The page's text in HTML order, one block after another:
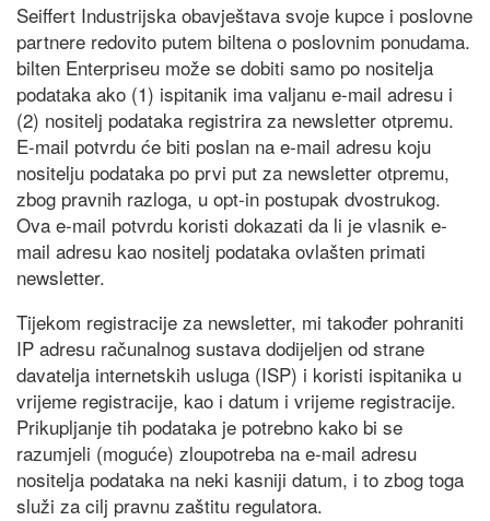
Seiffert Industrijska obavještava svoje kupce i poslovne
partnere redovito putem biltena o poslovnim ponudama.
bilten Enterpriseu može se dobiti samo po nositelja
podataka ako (1) ispitanik ima valjanu e-mail adresu i
(2) nositelj podataka registrira za newsletter otpremu.
E-mail potvrdu će biti poslan na e-mail adresu koju
nositelju podataka po prvi put za newsletter otpremu,
zbog pravnih razloga, u opt-in postupak dvostrukog.
Ova e-mail potvrdu koristi dokazati da li je vlasnik e-
mail adresu kao nositelj podataka ovlašten primati
newsletter.
Tijekom registracije za newsletter, mi također pohraniti
IP adresu računalnog sustava dodijeljen od strane
davatelja internetskih usluga (ISP) i koristi ispitanika u
vrijeme registracije, kao i datum i vrijeme registracije.
Prikupljanje tih podataka je potrebno kako bi se
razumjeli (moguće) zloupotreba na e-mail adresu
nositelja podataka na neki kasniji datum, i to zbog toga
služi za cilj pravnu zaštitu regulatora.